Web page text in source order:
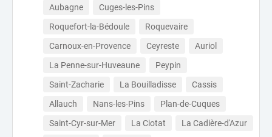
Aubagne
Cuges-les-Pins
Roquefort-la-Bédoule
Roquevaire
Carnoux-en-Provence
Ceyreste
Auriol
La Penne-sur-Huveaune
Peypin
Saint-Zacharie
La Bouilladisse
Cassis
Allauch
Nans-les-Pins
Plan-de-Cuques
Saint-Cyr-sur-Mer
La Ciotat La Cadière-d'Azur